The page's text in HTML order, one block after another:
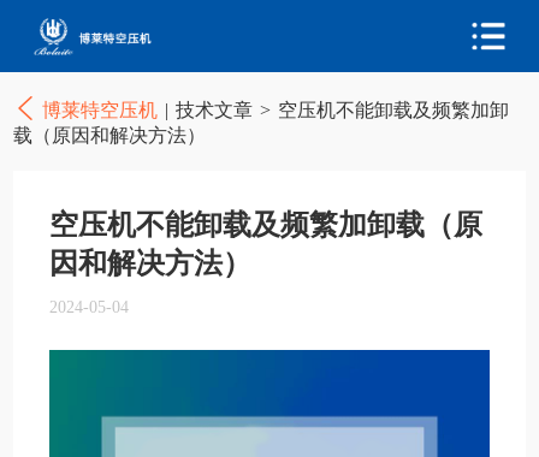
博莱特空压机 | 技术文章 > 空压机不能卸载及频繁加卸
载（原因和解决方法）
空压机不能卸载及频繁加卸载（原
因和解决方法）
2024-05-04